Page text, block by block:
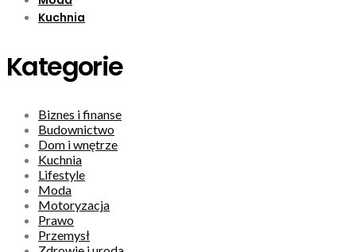
Kuchnia
Kategorie
Biznes i finanse
Budownictwo
Dom i wnętrze
Kuchnia
Lifestyle
Moda
Motoryzacja
Prawo
Przemysł